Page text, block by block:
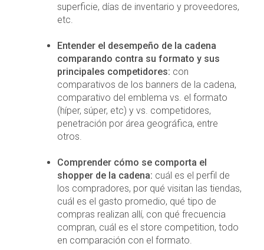
superficie, días de inventario y proveedores,
etc.
Entender el desempeño de la cadena
comparando contra su formato y sus
principales competidores: con
comparativos de los banners de la cadena,
comparativo del emblema vs. el formato
(híper, súper, etc) y vs. competidores,
penetración por área geográfica, entre
otros.
Comprender cómo se comporta el
shopper de la cadena: cuál es el perfil de
los compradores, por qué visitan las tiendas,
cuál es el gasto promedio, qué tipo de
compras realizan allí, con qué frecuencia
compran, cuál es el store competition, todo
en comparación con el formato.